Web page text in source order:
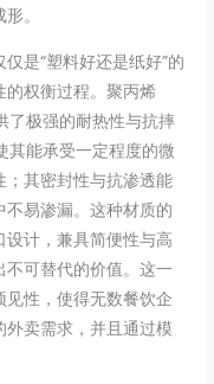
。
是“塑料好还是纸好”的
的权衡过程。聚丙烯
了极强的耐热性与抗摔
其能承受一定程度的微
其密封性与抗渗透能
易渗漏。这种材质的
计，兼具简便性与高
可替代的价值。这一
性，使得无数餐饮企
卖需求，并且通过模